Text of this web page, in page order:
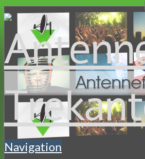
Navigation